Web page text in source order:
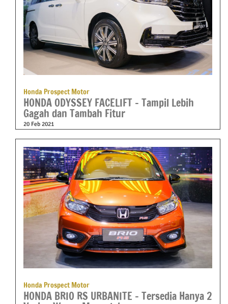
Honda Prospect Motor
HONDA ODYSSEY FACELIFT – Tampil Lebih
Gagah dan Tambah Fitur
20 Feb 2021
Honda Prospect Motor
HONDA BRIO RS URBANITE – Tersedia Hanya 2